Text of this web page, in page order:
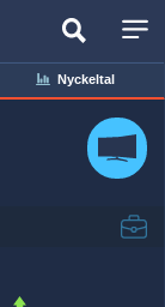
Nyckeltal